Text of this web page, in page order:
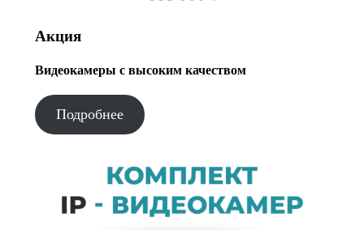
Акция
Видеокамеры с высоким качеством
Подробнее